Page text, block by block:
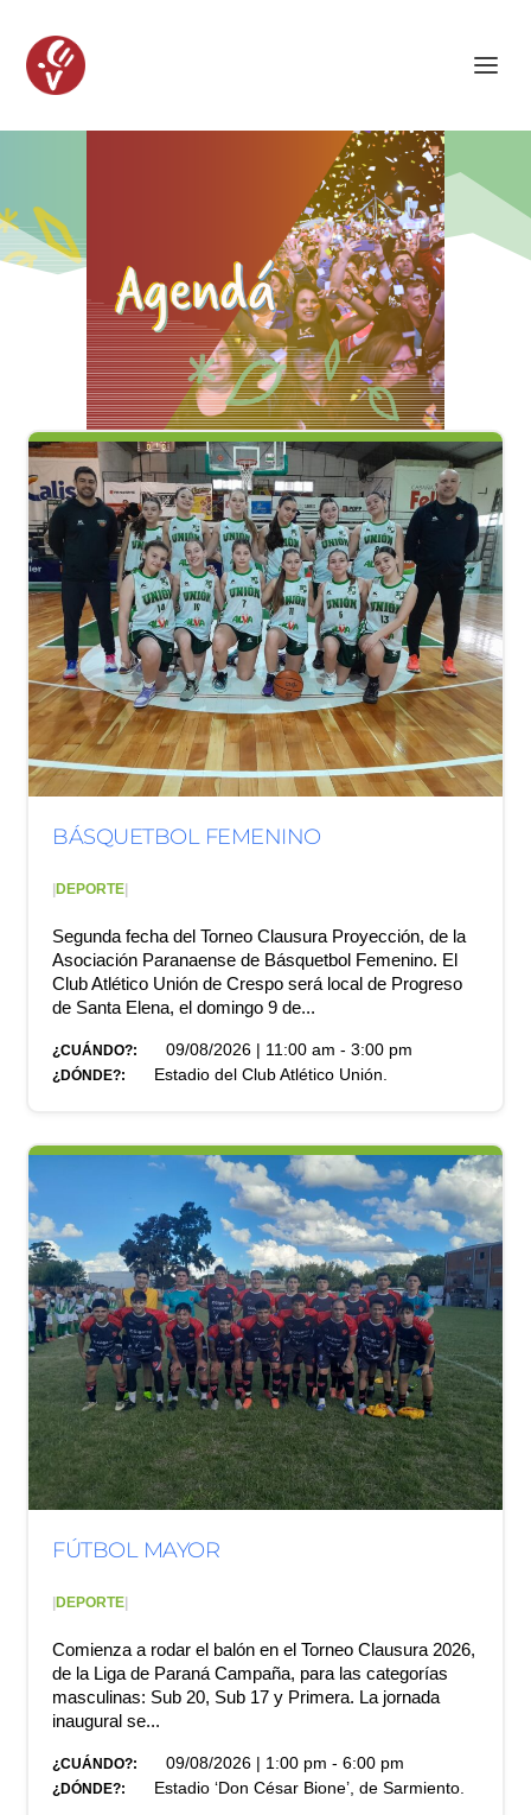
BÁSQUETBOL FEMENINO
DEPORTE
Segunda fecha del Torneo Clausura Proyección, de la
Asociación Paranaense de Básquetbol Femenino. El
Club Atlético Unión de Crespo será local de Progreso
de Santa Elena, el domingo 9 de...
¿CUÁNDO?: 09/08/2026 | 11:00 am - 3:00 pm
¿DÓNDE?: Estadio del Club Atlético Unión.
FÚTBOL MAYOR
DEPORTE
Comienza a rodar el balón en el Torneo Clausura 2026,
de la Liga de Paraná Campaña, para las categorías
masculinas: Sub 20, Sub 17 y Primera. La jornada
inaugural se...
¿CUÁNDO?: 09/08/2026 | 1:00 pm - 6:00 pm
¿DÓNDE?: Estadio ‘Don César Bione’, de Sarmiento.